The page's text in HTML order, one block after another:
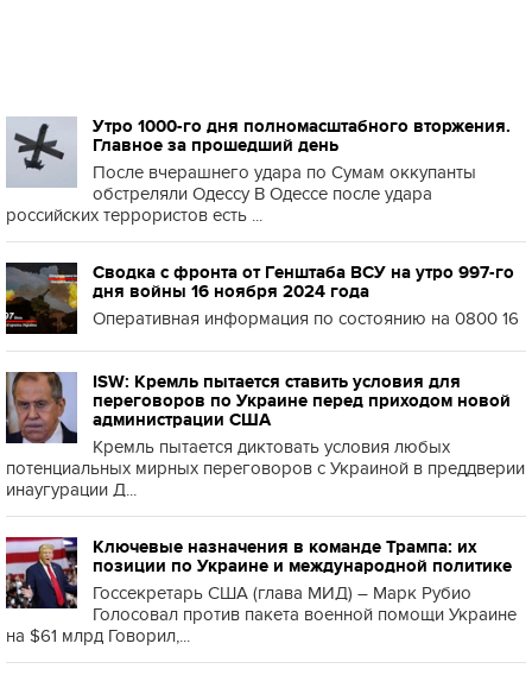
Утро 1000-го дня полномасштабного вторжения.
Главное за прошедший день
После вчерашнего удара по Сумам оккупанты
обстреляли Одессу В Одессе после удара
российских террористов есть ...
Сводка с фронта от Генштаба ВСУ на утро 997-го
дня войны 16 ноября 2024 года
Оперативная информация по состоянию на 0800 16
ISW: Кремль пытается ставить условия для
переговоров по Украине перед приходом новой
администрации США
Кремль пытается диктовать условия любых
потенциальных мирных переговоров с Украиной в преддверии
инаугурации Д...
Ключевые назначения в команде Трампа: их
позиции по Украине и международной политике
Госсекретарь США (глава МИД) – Марк Рубио
Голосовал против пакета военной помощи Украине
на $61 млрд Говорил,...